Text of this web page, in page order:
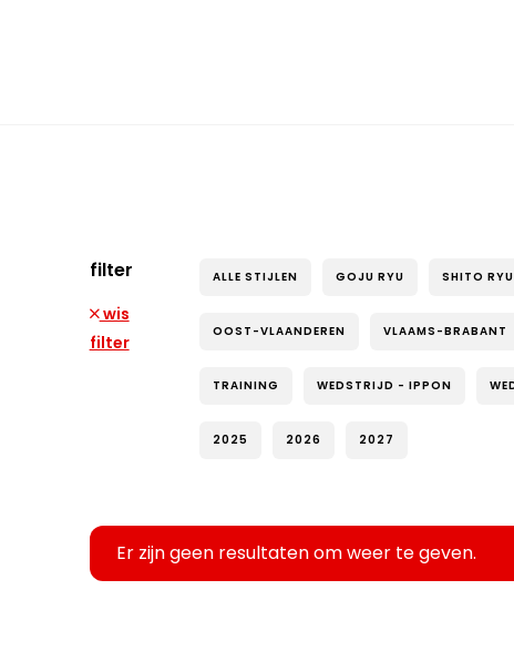
filter
wis
filter
ALLE STIJLEN GOJU RYU SHITO RYU
OOST-VLAANDEREN VLAAMS-BRABANT
TRAINING WEDSTRIJD - IPPON
2025 2026 2027
Er zijn geen resultaten om weer te geven.